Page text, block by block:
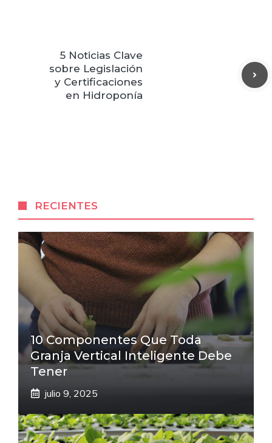
5 Noticias Clave
sobre Legislación
y Certificaciones
en Hidroponía
RECIENTES
10 Componentes Que Toda
Granja Vertical Inteligente Debe
Tener
julio 9, 2025